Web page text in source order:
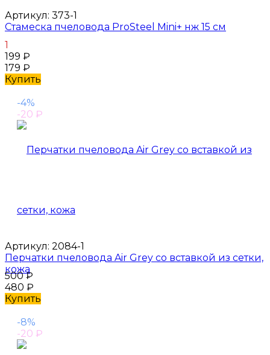
Артикул: 373-1
Стамеска пчеловода ProSteel Mini+ нж 15 см
1
199 ₽
179 ₽
Купить
-4%
-20 ₽
Артикул: 2084-1
Перчатки пчеловода Air Grey со вставкой из сетки,
кожа
500₽
480 ₽
Купить
-8%
-20 ₽